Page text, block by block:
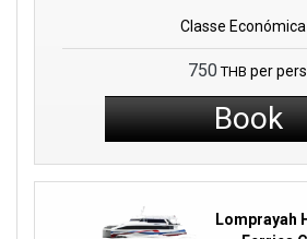
Classe Económica
750 THB per
Book
Lomprayah